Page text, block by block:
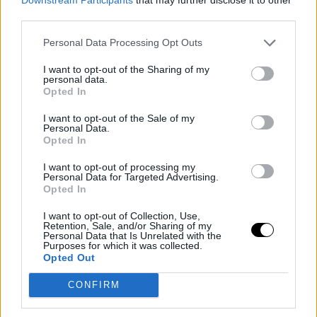
Personal Data Processing Opt Outs
I want to opt-out of the Sharing of my
personal data.
Opted In
I want to opt-out of the Sale of my
Personal Data.
Opted In
I want to opt-out of processing my
Personal Data for Targeted Advertising.
Opted In
I want to opt-out of Collection, Use,
Retention, Sale, and/or Sharing of my
Personal Data that Is Unrelated with the
Purposes for which it was collected.
Opted Out
CONFIRM
Tuvo alguna escaramuza victoriosa en 2016, cuando
llegó a ser 17 del mundo, pero apenas unos años